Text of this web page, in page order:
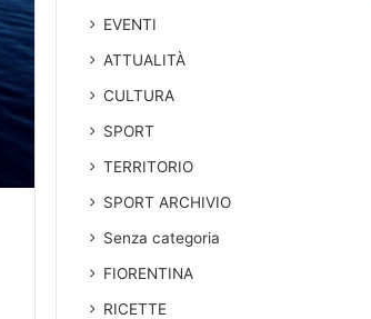
EVENTI
ATTUALITÀ
CULTURA
SPORT
TERRITORIO
SPORT ARCHIVIO
Senza categoria
FIORENTINA
RICETTE